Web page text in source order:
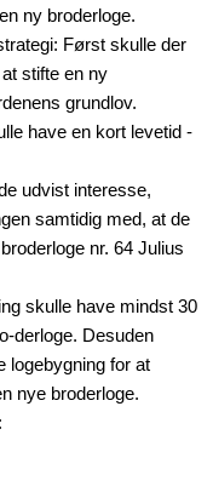
ny broderloge.
Først skulle der
stifte en ny
grundlov.
have en kort levetid -
udvist interesse,
samtidig med, at de
nr. 64 Julius
skulle have mindst 30
derloge. Desuden
logebygning for at
nye broderloge.